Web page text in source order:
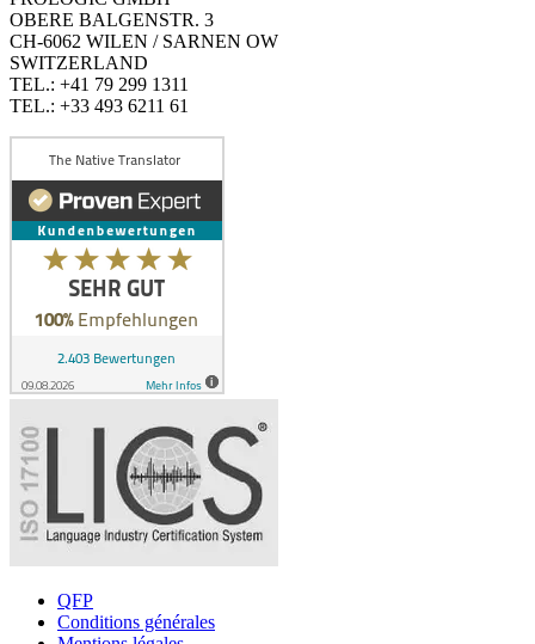
OBERE BALGENSTR. 3
CH-6062 WILEN / SARNEN OW
SWITZERLAND
TEL.: +41 79 299 1311
TEL.: +33 493 6211 61
QFP
Conditions générales